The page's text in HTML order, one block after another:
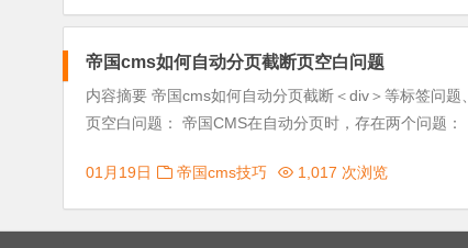
帝国cms如何自动分页截断页空白问题
内容摘要 帝国cms如何自动分页截断＜div＞等标签问
页空白问题： 帝国CMS在自动分页时，存在两个问题：
01月19日 帝国cms技巧 1,017 次浏览